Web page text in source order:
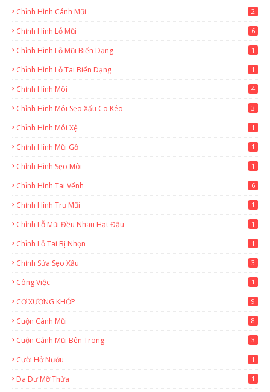
Chỉnh Hình Cánh Mũi 2
Chỉnh Hình Lỗ Mũi 6
Chỉnh Hình Lỗ Mũi Biến Dạng 1
Chỉnh Hình Lỗ Tai Biến Dạng 1
Chỉnh Hình Môi 4
Chỉnh Hình Môi Sẹo Xấu Co Kéo 3
Chỉnh Hình Môi Xệ 1
Chỉnh Hình Mũi Gồ 1
Chỉnh Hình Sẹo Môi 1
Chỉnh Hình Tai Vểnh 6
Chỉnh Hình Trụ Mũi 1
Chỉnh Lỗ Mũi Đều Nhau Hạt Đậu 1
Chỉnh Lỗ Tai Bị Nhọn 1
Chỉnh Sửa Sẹo Xấu 3
Công Việc 1
CƠ XƯƠNG KHỚP 9
Cuộn Cánh Mũi 8
Cuộn Cánh Mũi Bên Trong 3
Cười Hở Nướu 1
Da Dư Mỡ Thừa 1